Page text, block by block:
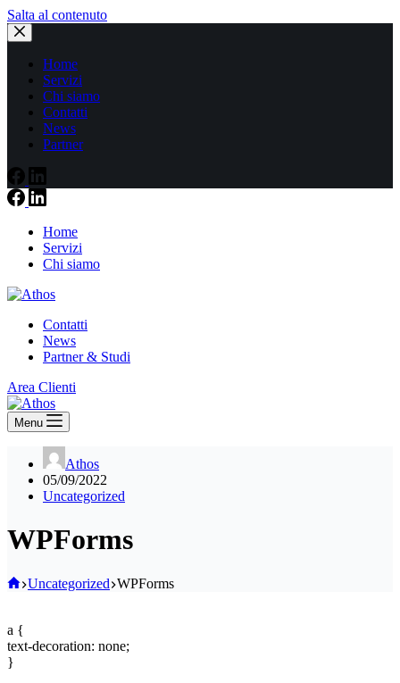
Salta al contenuto
Home
Servizi
Chi siamo
Contatti
News
Partner
Home
Servizi
Chi siamo
Contatti
News
Partner & Studi
Area Clienti
Menu
Athos
05/09/2022
Uncategorized
WPForms
Home
Uncategorized WPForms
a {
text-decoration: none;
}